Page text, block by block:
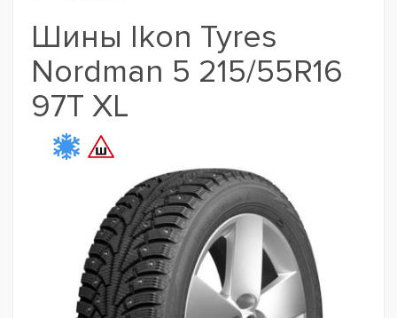
Шины Ikon Tyres
Nordman 5 215/55R16
97T XL